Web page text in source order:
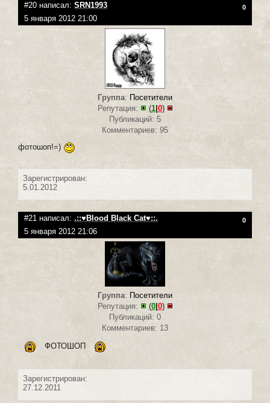
#20 написал: SRN1993 0
5 января 2012 21:00
Группа: Посетители
Репутация:
(1| 0)
Публикаций: 5
Комментариев: 95
фотошоп!=)
Зарегистрирован:
5.01.2012
#21 написал: .::♥Blood Black Cat♥::. 0
5 января 2012 21:06
Группа: Посетители
Репутация:
(0| 0)
Публикаций: 0
Комментариев: 13
ФОТОШОП
Зарегистрирован:
27.12.2011